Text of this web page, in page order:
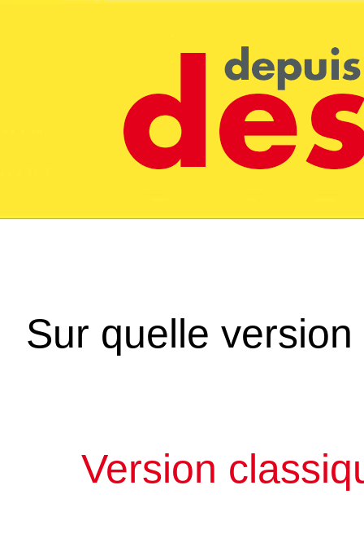
Sur quelle
Version